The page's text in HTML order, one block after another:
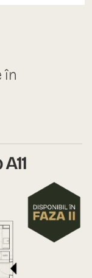
în